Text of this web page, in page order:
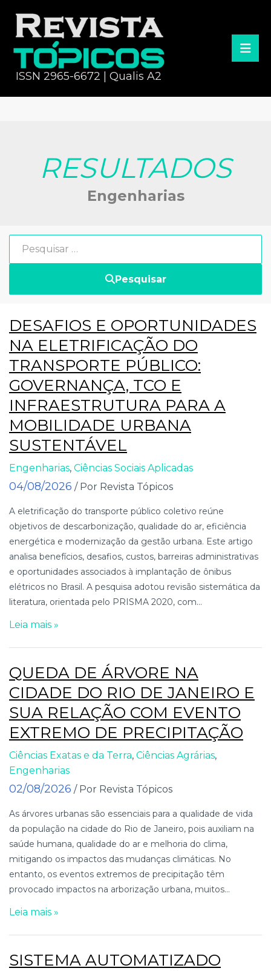
ISSN 2965-6672 | Qualis A2
RESULTADOS
Engenharias
Pesquisar
DESAFIOS E OPORTUNIDADES
NA ELETRIFICAÇÃO DO
TRANSPORTE PÚBLICO:
GOVERNANÇA, TCO E
INFRAESTRUTURA PARA A
MOBILIDADE URBANA
SUSTENTÁVEL
Engenharias, Ciências Sociais Aplicadas
04/08/2026 / Por Revista Tópicos
A eletrificação do transporte público coletivo reúne
objetivos de descarbonização, qualidade do ar, eficiência
energética e modernização da gestão urbana. Este artigo
analisa benefícios, desafios, custos, barreiras administrativas
e oportunidades associados à implantação de ônibus
elétricos no Brasil. A pesquisa adotou revisão sistemática da
literatura, orientada pelo PRISMA 2020, com...
Leia mais »
QUEDA DE ÁRVORE NA
CIDADE DO RIO DE JANEIRO E
SUA RELAÇÃO COM EVENTO
EXTREMO DE PRECIPITAÇÃO
Ciências Exatas e da Terra, Ciências Agrárias,
Engenharias
02/08/2026 / Por Revista Tópicos
As árvores urbanas são essenciais para a qualidade de vida
da população na cidade do Rio de Janeiro, pois auxiliam na
saúde humana, qualidade do ar e melhoria do clima,
mitigando os impactos das mudanças climáticas. No
entanto, os eventos extremos de precipitação têm
provocado impactos na arborização urbana, muitos...
Leia mais »
SISTEMA AUTOMATIZADO